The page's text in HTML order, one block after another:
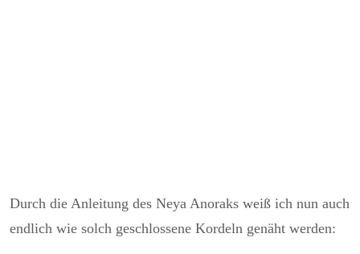
Durch die Anleitung des Neya Anoraks weiß ich nun auch
endlich wie solch geschlossene Kordeln genäht werden: